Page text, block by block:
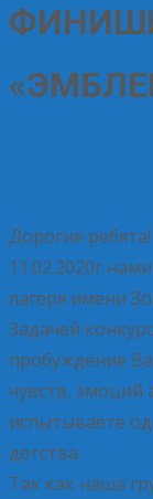
Дорогие ребята!
11.02.2020г
лагеря имени
Задачей
пробуждение
чувств, эмоций
испытываете
детства.
Так как наша